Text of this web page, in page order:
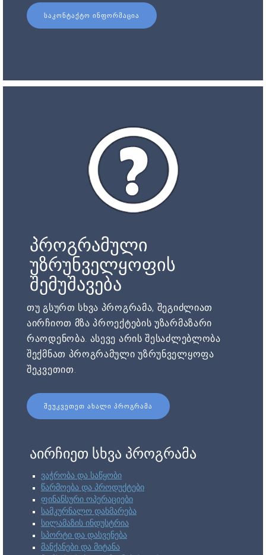
ᲡᲐᲙᲝᲜᲢᲐᲥᲢᲝ ᲘᲜᲤᲝᲠᲛᲐᲪᲘᲐ
პროგრამული
უზრუნველყოფის
შემუშავება
თუ გსურთ სხვა პროგრამა, შეგიძლიათ
აირჩიოთ მზა პროექტების უზარმაზარი
რაოდენობა. ასევე არის შესაძლებლობა
შექმნათ პროგრამული უზრუნველყოფა
შეკვეთით.
ᲨᲔᲣᲙᲕᲔᲗᲔᲗ ᲐᲮᲐᲚᲘ ᲞᲠᲝᲒᲠᲐᲛᲐ
აირჩიეთ სხვა პროგრამა
ვაჭრობა და საწყობი
წარმოება და პროდუქტები
ფინანსური ოპერაციები
სამკურნალო დახმარება
სილამაზის ინდუსტრია
სპორტი და დასვენება
მანქანები და მიტანა